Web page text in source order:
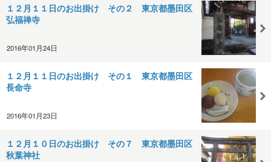
１２月１１日のお出掛け その２ 東京都墨田区
弘福禅寺
2016年01月24日
１２月１１日のお出掛け その１ 東京都墨田区
長命寺
2016年01月23日
１２月１０日のお出掛け その７ 東京都墨田区
秋葉神社